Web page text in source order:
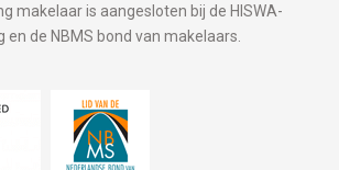
makelaar is aangesloten bij de HISWA-
en de NBMS bond van makelaars.